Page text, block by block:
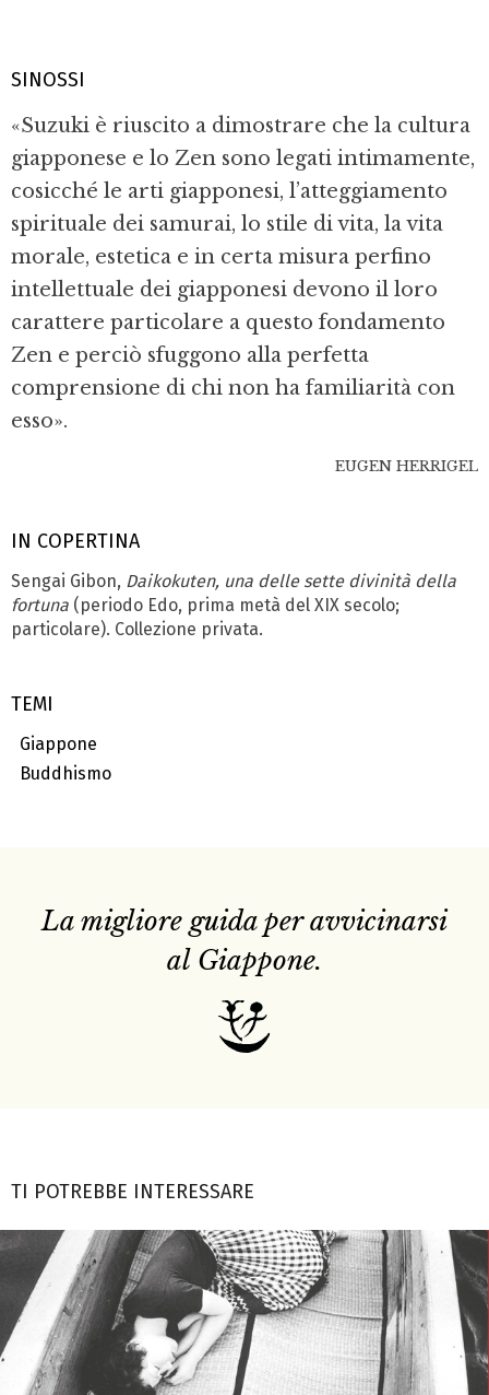
IN COPERTINA
Sengai Gibon, Daikokuten, una delle sette divinità della
fortuna (periodo Edo, prima metà del XIX secolo;
particolare). Collezione privata.
TEMI
Giappone
Buddhismo
SINOSSI
«Suzuki è riuscito a dimostrare che la cultura
giapponese e lo Zen sono legati intimamente,
cosicché le arti giapponesi, l’atteggiamento
spirituale dei samurai, lo stile di vita, la vita
morale, estetica e in certa misura perfino
intellettuale dei giapponesi devono il loro
carattere particolare a questo fondamento
Zen e perciò sfuggono alla perfetta
comprensione di chi non ha familiarità con
esso».
EUGEN HERRIGEL
La migliore guida per avvicinarsi
al Giappone.
TI POTREBBE INTERESSARE